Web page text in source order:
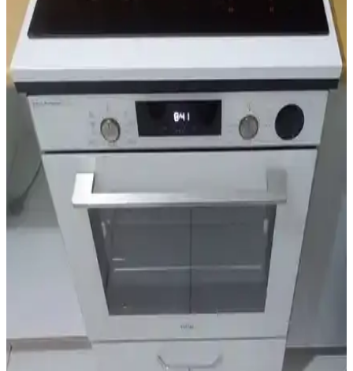
İslamoğlu Ankastre Ocak Altı Tezgah: Modern ve
Dayanıklı Mutfak Çözümü
İslamoğlu ankastre ocak altı tezgahı, modern tasarımı ve dayanıklı
malzemeleriyle mutfaklarda estetik ve kullanışlılık sunar, kolay
montaj ve uzun ömür sağlar.
Genel Markalar Üstü Kapalı Altı Kapaklı Ankastre
Fırın Dolabı Özellikleri ve Kullanım Avantajları
Bu ankastre fırın dolabı, modern tasarımı, kolay montajı ve dayanıklı
malzemeleriyle mutfaklara estetik ve fonksiyonellik katıyor. 2 yıl
garanti ile güvenle kullanabilirsiniz.
Massan Ankastre Modül Ürgüp Antrasit: Modern ve
Dayanıklı Mutfak Çözümü
Massan Ankastre Modül Ürgüp Antrasit, modern mutfaklara şıklık
ve fonksiyonellik katan dayanıklı ve estetik tasarımıyla öne çıkan bir
çözümdür. Uyumlu ve uzun ömürlü kullanımıyla tercih edilir.
Dekomonte Ayaklı Siyah Kulplu Ankastre Modül
Dolap - İşlevsel ve Şık Tasarım